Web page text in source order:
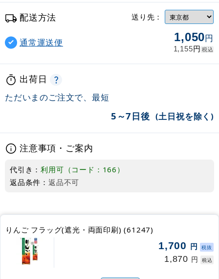
配送方法 送り先：
通常運送便 1,050円
1,155円 税込
出荷日
ただいまのご注文で、最短
5～7日後 (土日祝を除く)
注意事項・ご案内
代引き：利用可（コード：166）
返品条件： 返品不可
りんご フラッグ(遮光・両面印刷) (61247)
1,700 円 税抜
1,870 円 税込